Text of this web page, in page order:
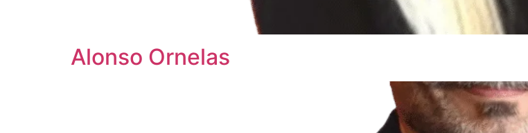
Alonso Ornelas